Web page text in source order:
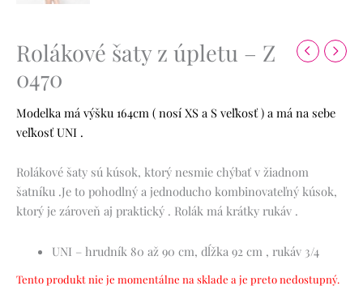
Rolákové šaty z úpletu – Z
0470
Modelka má výšku 164cm ( nosí XS a S veľkosť ) a má na sebe
veľkosť UNI .
Rolákové šaty sú kúsok, ktorý nesmie chýbať v žiadnom
šatníku .Je to pohodlný a jednoducho kombinovateľný kúsok,
ktorý je zároveň aj praktický . Rolák má krátky rukáv .
UNI – hrudník 80 až 90 cm, dĺžka 92 cm , rukáv 3/4
Tento produkt nie je momentálne na sklade a je preto nedostupný.